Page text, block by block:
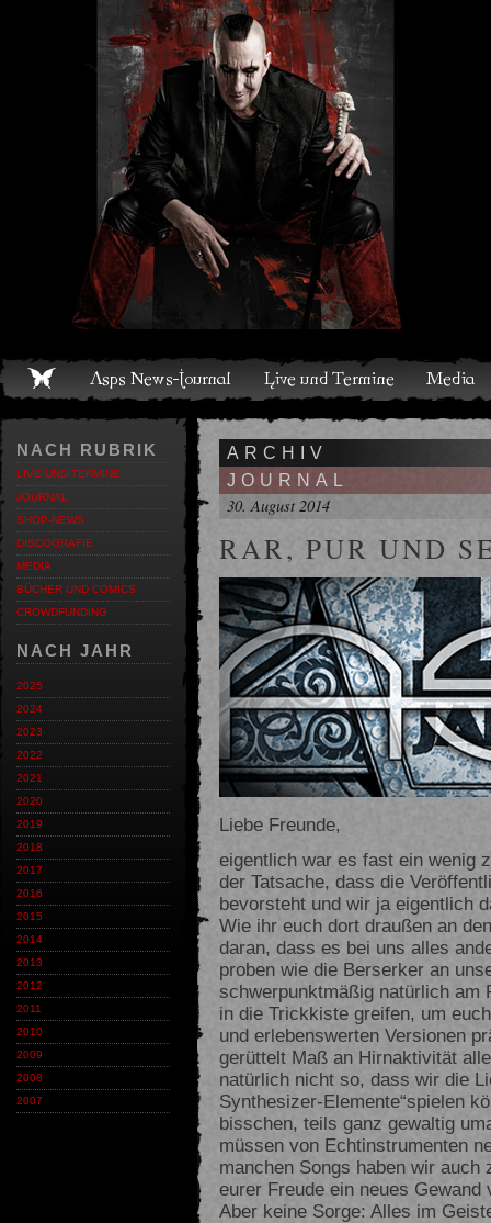
Live und Termine Media Shop Band Discografie
NACH RUBRIK
LIVE UND TERMINE
JOURNAL
SHOP-NEWS
DISCOGRAFIE
MEDIA
BÜCHER UND COMICS
CROWDFUNDING
NACH JAHR
2025
2024
2023
2022
2021
2020
2019
2018
2017
2016
2015
2014
2013
2012
2011
2010
2009
2008
2007
ARCHIV
JOURNAL
30. August 2014
RAR, PUR UND
Liebe Freunde,
eigentlich war es fast ein wenig
der Tatsache, dass die
bevorsteht und wir ja eigentlich
Wie ihr euch dort draußen an
daran, dass es bei uns alles
proben wie die Berserker an
schwerpunktmäßig natürlich am
in die Trickkiste greifen, um
und erlebenswerten Versionen
gerüttelt Maß an Hirnaktivität
natürlich nicht so, dass wir die
Synthesizer-Elemente“spielen
bisschen, teils ganz gewaltig
müssen von Echtinstrumenten
manchen Songs haben wir
eurer Freude ein neues
Aber keine Sorge: Alles im